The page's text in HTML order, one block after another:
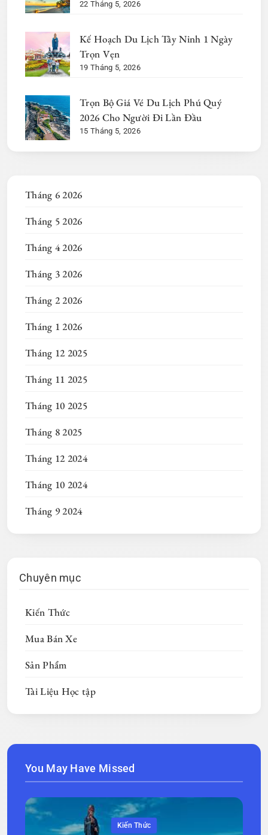
22 Tháng 5, 2026
Kế Hoạch Du Lịch Tây Ninh 1 Ngày
Trọn Vẹn
19 Tháng 5, 2026
Trọn Bộ Giá Vé Du Lịch Phú Quý
2026 Cho Người Đi Lần Đầu
15 Tháng 5, 2026
Tháng 6 2026
Tháng 5 2026
Tháng 4 2026
Tháng 3 2026
Tháng 2 2026
Tháng 1 2026
Tháng 12 2025
Tháng 11 2025
Tháng 10 2025
Tháng 8 2025
Tháng 12 2024
Tháng 10 2024
Tháng 9 2024
Chuyên mục
Kiến Thức
Mua Bán Xe
Sản Phẩm
Tài Liệu Học tập
You May Have Missed
Kiến Thức